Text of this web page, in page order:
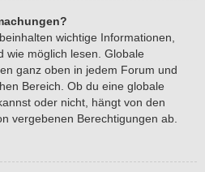
wichtige Informationen,
wie möglich lesen. Globale
ganz oben in jedem Forum und
Bereich. Ob du eine globale
oder nicht, hängt von den
vergebenen Berechtigungen ab.